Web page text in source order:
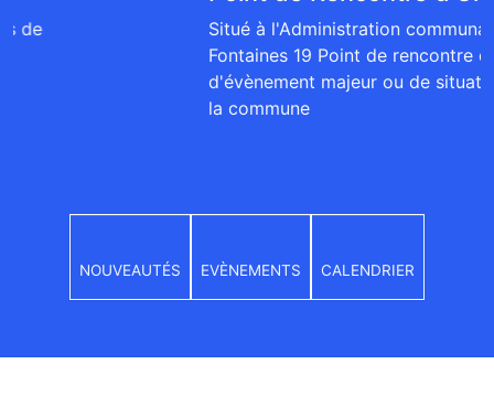
Situé à l'Administration communale Rue des
Fontaines 19 Point de rencontre d'urgence en cas
d'évènement majeur ou de situation d'urgence dans
NOUVEAUTÉS EVÈNEMENTS CALENDRIER